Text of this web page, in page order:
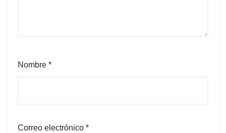
Nombre *
Correo electrónico *